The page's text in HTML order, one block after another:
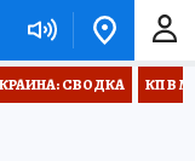
СВОДКА КП В